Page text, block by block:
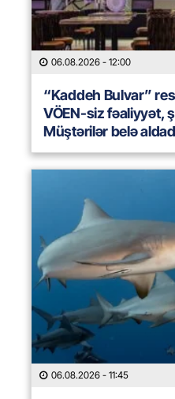
06.08.2026 - 12:00
“Kaddeh Bulvar”
VÖEN-siz fəaliyyət,
Müştərilər belə
06.08.2026 - 11:45